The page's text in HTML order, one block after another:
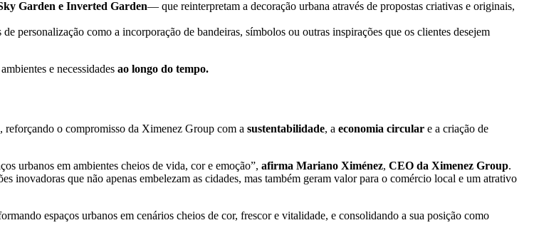
Garden e Inverted Garden— que reinterpretam a decoração urbana através de propostas criativas e originais,
personalização como a incorporação de bandeiras, símbolos ou outras inspirações que os clientes desejem
e necessidades ao longo do tempo.
, reforçando o compromisso da Ximenez Group com a sustentabilidade, a economia circular e a criação de
urbanos em ambientes cheios de vida, cor e emoção”, afirma Mariano Ximénez, CEO da Ximenez Group.
inovadoras que não apenas embelezam as cidades, mas também geram valor para o comércio local e um atrativo
espaços urbanos em cenários cheios de cor, frescor e vitalidade, e consolidando a sua posição como